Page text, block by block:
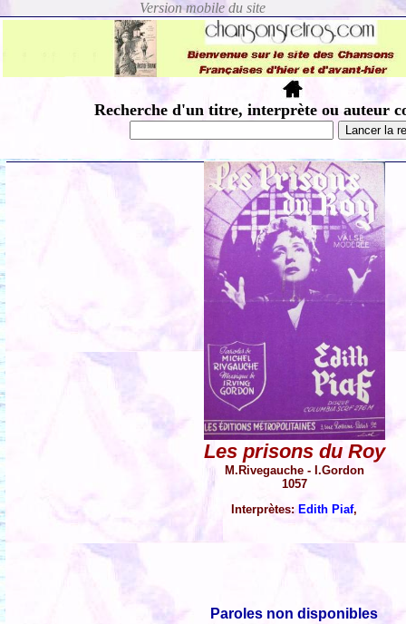
Recherche d'un titre, interprète ou auteur
Les prisons du Roy
M.Rivegauche - I.Gordon
1057
Interprètes: Edith Piaf,
Paroles non disponibles